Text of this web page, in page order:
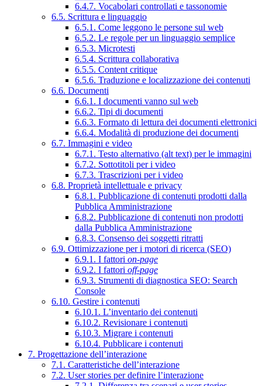
6.4.7. Vocabolari controllati e tassonomie
6.5. Scrittura e linguaggio
6.5.1. Come leggono le persone sul web
6.5.2. Le regole per un linguaggio semplice
6.5.3. Microtesti
6.5.4. Scrittura collaborativa
6.5.5. Content critique
6.5.6. Traduzione e localizzazione dei contenuti
6.6. Documenti
6.6.1. I documenti vanno sul web
6.6.2. Tipi di documenti
6.6.3. Formato di lettura dei documenti elettronici
6.6.4. Modalità di produzione dei documenti
6.7. Immagini e video
6.7.1. Testo alternativo (alt text) per le immagini
6.7.2. Sottotitoli per i video
6.7.3. Trascrizioni per i video
6.8. Proprietà intellettuale e privacy
6.8.1. Pubblicazione di contenuti prodotti dalla
Pubblica Amministrazione
6.8.2. Pubblicazione di contenuti non prodotti
dalla Pubblica Amministrazione
6.8.3. Consenso dei soggetti ritratti
6.9. Ottimizzazione per i motori di ricerca (SEO)
6.9.1. I fattori on-page
6.9.2. I fattori off-page
6.9.3. Strumenti di diagnostica SEO: Search
Console
6.10. Gestire i contenuti
6.10.1. L’inventario dei contenuti
6.10.2. Revisionare i contenuti
6.10.3. Migrare i contenuti
6.10.4. Pubblicare i contenuti
7. Progettazione dell’interazione
7.1. Caratteristiche dell’interazione
7.2. User stories per definire l’interazione